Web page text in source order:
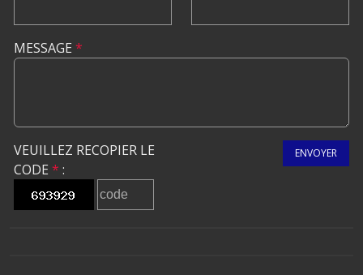
MESSAGE *
VEUILLEZ RECOPIER LE
CODE * :
ENVOYER